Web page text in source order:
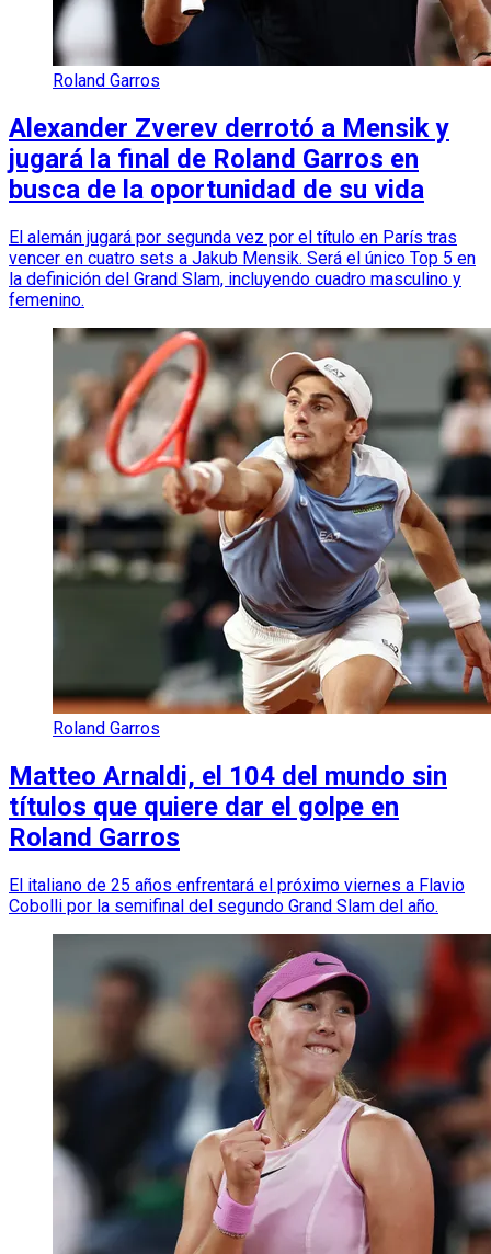
Roland Garros
Alexander Zverev derrotó a Mensik y
jugará la final de Roland Garros en
busca de la oportunidad de su vida
El alemán jugará por segunda vez por el título en París tras
vencer en cuatro sets a Jakub Mensik. Será el único Top 5 en
la definición del Grand Slam, incluyendo cuadro masculino y
femenino.
Roland Garros
Matteo Arnaldi, el 104 del mundo sin
títulos que quiere dar el golpe en
Roland Garros
El italiano de 25 años enfrentará el próximo viernes a Flavio
Cobolli por la semifinal del segundo Grand Slam del año.